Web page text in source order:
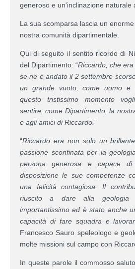
generoso e un'inclinazione naturale
La sua scomparsa lascia un
nostra comunità dipartimentale.
Qui di seguito il sentito ricordo di
del Dipartimento: “Riccardo, che era
se ne è andato il 2 settembre
un grande vuoto, come uomo e
questo tristissimo momento
sentire, come Dipartimento, la
e agli amici di Riccardo. ”
“Riccardo era non solo un
passione sconfinata per la
persona generosa e capace
disposizione le sue competenze
una felicità contagiosa. Il
riuscito a dare alla geologia
importantissimo ed è stato anche
capacità di fare squadra e
Francesco Sauro speleologo e
molte missioni sul campo con
In queste parole il commosso